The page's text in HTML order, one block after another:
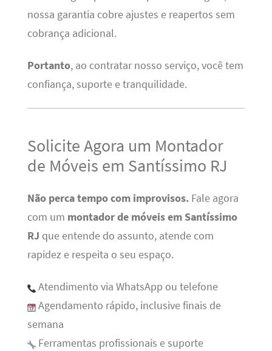
nossa garantia cobre ajustes e reapertos sem
cobrança adicional.
Portanto, ao contratar nosso serviço, você tem
confiança, suporte e tranquilidade.
Solicite Agora um Montador
de Móveis em Santíssimo RJ
Não perca tempo com improvisos.Fale agora
com um montador de móveis em Santíssimo
RJ que entende do assunto, atende com
rapidez e respeita o seu espaço.
Atendimento via WhatsApp ou telefone
Agendamento rápido, inclusive finais de
semana
Ferramentas profissionais e suporte